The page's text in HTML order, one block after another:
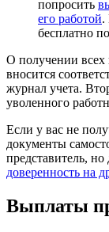
попросить
его работой.
бесплатно
О получении всех
вносится
журнал учета.
уволенного
Если у вас не
документы
представитель,
доверенность на
Выплаты